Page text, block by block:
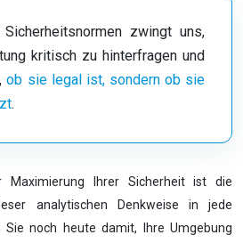
zwingt uns,
kritisch zu hinterfragen und
ob sie legal ist, sondern ob sie
.
Maximierung Ihrer Sicherheit ist die
analytischen Denkweise in jede
Sie noch heute damit, Ihre Umgebung